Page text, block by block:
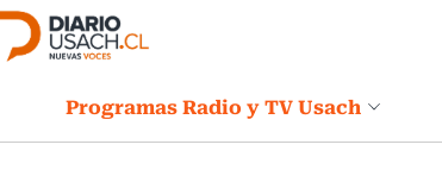
Programas Radio y TV Usach